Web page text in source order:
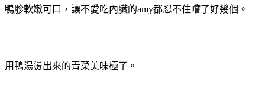
鴨胗軟嫩可口，讓不愛吃內臟的amy都忍不住嚐了好幾個。
用鴨湯燙出來的青菜美味極了。